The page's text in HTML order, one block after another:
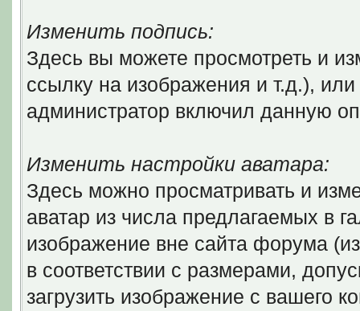
Изменить подпись:
Здесь вы можете просмотреть и
ссылку на изображения и т.д.),
администратор включил данную
Изменить настройки аватара:
Здесь можно просматривать и
аватар из числа предлагаемых в
изображение вне сайта форума
в соответствии с размерами,
загрузить изображение с вашего